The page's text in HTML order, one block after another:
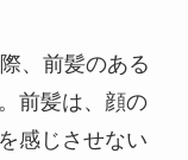
、前髪のある
前髪は、顔の
感じさせない